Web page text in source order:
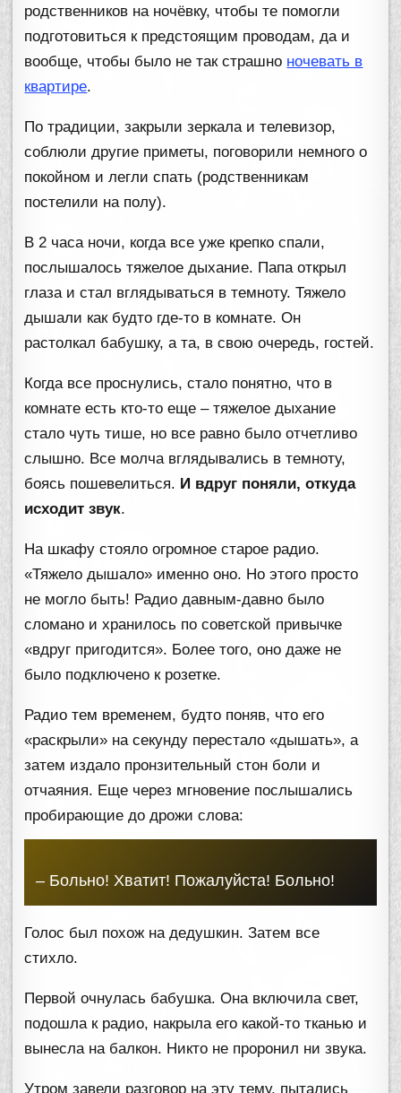
родственников на ночёвку, чтобы те помогли
подготовиться к предстоящим проводам, да и
вообще, чтобы было не так страшно ночевать в
квартире.
По традиции, закрыли зеркала и телевизор,
соблюли другие приметы, поговорили немного о
покойном и легли спать (родственникам
постелили на полу).
В 2 часа ночи, когда все уже крепко спали,
послышалось тяжелое дыхание. Папа открыл
глаза и стал вглядываться в темноту. Тяжело
дышали как будто где-то в комнате. Он
растолкал бабушку, а та, в свою очередь, гостей.
Когда все проснулись, стало понятно, что в
комнате есть кто-то еще – тяжелое дыхание
стало чуть тише, но все равно было отчетливо
слышно. Все молча вглядывались в темноту,
боясь пошевелиться. И вдруг поняли, откуда
исходит звук.
На шкафу стояло огромное старое радио.
«Тяжело дышало» именно оно. Но этого просто
не могло быть! Радио давным-давно было
сломано и хранилось по советской привычке
«вдруг пригодится». Более того, оно даже не
было подключено к розетке.
Радио тем временем, будто поняв, что его
«раскрыли» на секунду перестало «дышать», а
затем издало пронзительный стон боли и
отчаяния. Еще через мгновение послышались
пробирающие до дрожи слова:
– Больно! Хватит! Пожалуйста! Больно!
Голос был похож на дедушкин. Затем все
стихло.
Первой очнулась бабушка. Она включила свет,
подошла к радио, накрыла его какой-то тканью и
вынесла на балкон. Никто не проронил ни звука.
Утром завели разговор на эту тему, пытались